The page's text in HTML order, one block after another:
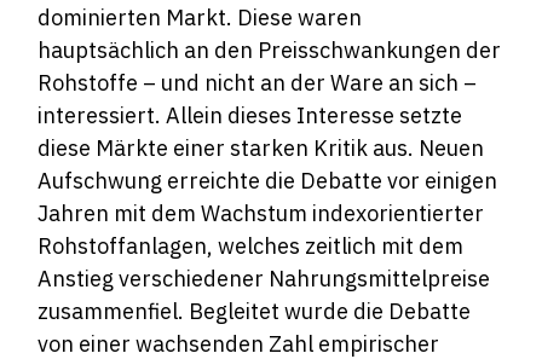
dominierten Markt. Diese waren
hauptsächlich an den Preisschwankungen der
Rohstoffe – und nicht an der Ware an sich –
interessiert. Allein dieses Interesse setzte
diese Märkte einer starken Kritik aus. Neuen
Aufschwung erreichte die Debatte vor einigen
Jahren mit dem Wachstum indexorientierter
Rohstoffanlagen, welches zeitlich mit dem
Anstieg verschiedener Nahrungsmittelpreise
zusammenfiel. Begleitet wurde die Debatte
von einer wachsenden Zahl empirischer